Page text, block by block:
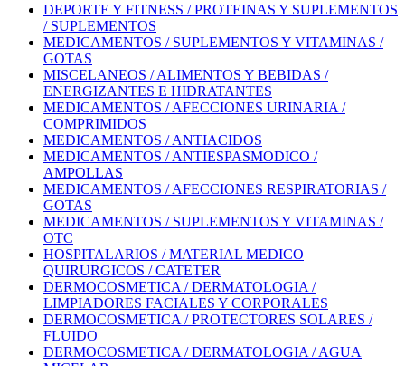
DEPORTE Y FITNESS / PROTEINAS Y SUPLEMENTOS
/ SUPLEMENTOS
MEDICAMENTOS / SUPLEMENTOS Y VITAMINAS /
GOTAS
MISCELANEOS / ALIMENTOS Y BEBIDAS /
ENERGIZANTES E HIDRATANTES
MEDICAMENTOS / AFECCIONES URINARIA /
COMPRIMIDOS
MEDICAMENTOS / ANTIACIDOS
MEDICAMENTOS / ANTIESPASMODICO /
AMPOLLAS
MEDICAMENTOS / AFECCIONES RESPIRATORIAS /
GOTAS
MEDICAMENTOS / SUPLEMENTOS Y VITAMINAS /
OTC
HOSPITALARIOS / MATERIAL MEDICO
QUIRURGICOS / CATETER
DERMOCOSMETICA / DERMATOLOGIA /
LIMPIADORES FACIALES Y CORPORALES
DERMOCOSMETICA / PROTECTORES SOLARES /
FLUIDO
DERMOCOSMETICA / DERMATOLOGIA / AGUA